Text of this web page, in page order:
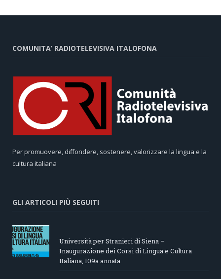
COMUNITA’ RADIOTELEVISIVA ITALOFONA
Per promuovere, diffondere, sostenere, valorizzare la lingua e la
cultura italiana
GLI ARTICOLI PIÙ SEGUITI
Università per Stranieri di Siena –
Inaugurazione dei Corsi di Lingua e Cultura
Italiana, 109a annata